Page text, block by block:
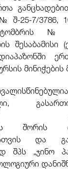
შ-25-7/3786,
№
შესაბამისი
შორის
და
შპს „ჯინო